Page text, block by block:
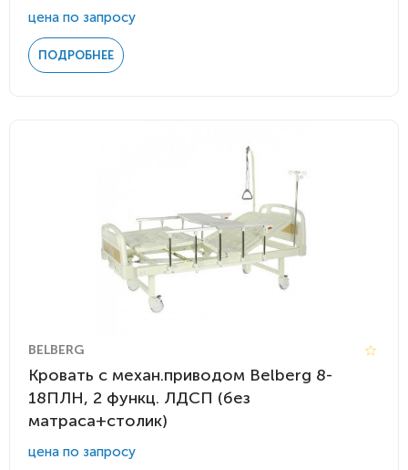
цена по запросу
ПОДРОБНЕЕ
BELBERG
Кровать c механ.приводом Belberg 8-
18ПЛН, 2 функц. ЛДСП (без
матраса+столик)
цена по запросу